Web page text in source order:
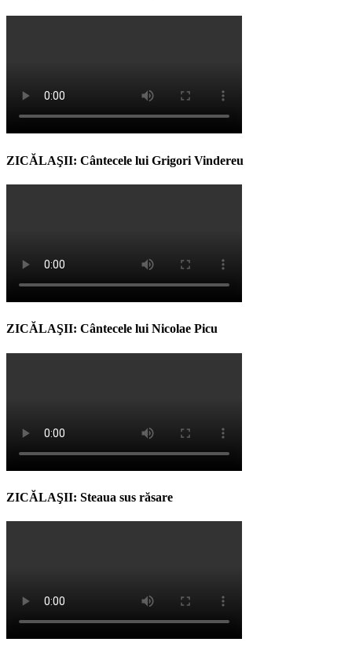
ZICĂLAŞII: Cântecele lui Grigori Vindereu
ZICĂLAŞII: Cântecele lui Nicolae Picu
ZICĂLAŞII: Steaua sus răsare